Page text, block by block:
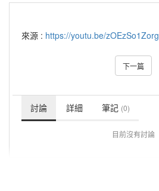
來源 : https://youtu.be/zOEzSo1Zorg
下一篇
討論 詳細 筆記 (0)
目前沒有討論